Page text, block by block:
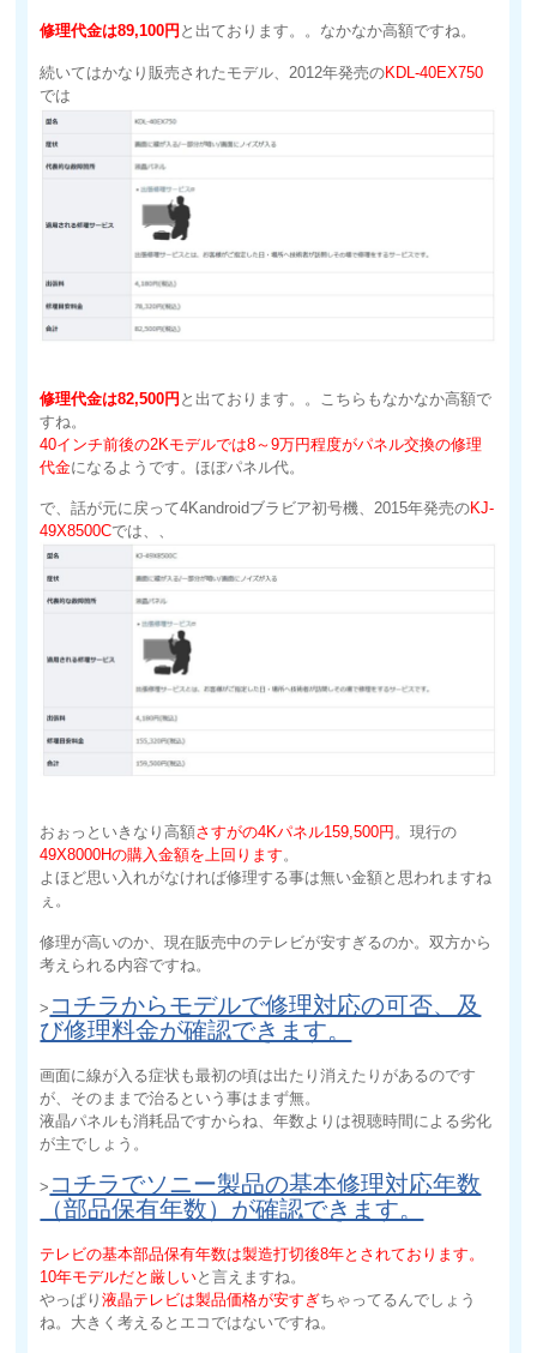
修理代金は89,100円 と出ております。。なかなか高額ですね。
続いてはかなり販売されたモデル、2012年発売のKDL-40EX750
では
修理代金は82,500円 と出ております。。こちらもなかなか高額で
すね。
40インチ前後の2Kモデルでは8～9万円程度がパネル交換の修理
代金になるようです。ほぼパネル代。
で、話が元に戻って4Kandroidブラビア初号機、2015年発売のKJ-
49X8500Cでは、、
おぉっといきなり高額さすがの4Kパネル159,500円 。現行の
49X8000Hの購入金額を上回ります。
よほど思い入れがなければ修理する事は無い金額と思われますね
ぇ。
修理が高いのか、現在販売中のテレビが安すぎるのか。双方から
考えられる内容ですね。
> コチラからモデルで修理対応の可否、及
び修理料金が確認できます。
画面に線が入る症状も最初の頃は出たり消えたりがあるのです
が、そのままで治るという事はまず無。
液晶パネルも消耗品ですからね、年数よりは視聴時間による劣化
が主でしょう。
> コチラでソニー製品の基本修理対応年数
（部品保有年数）が確認できます。
テレビの基本部品保有年数は製造打切後8年とされております。
10年モデルだと厳しいと言えますね。
やっぱり液晶テレビは製品価格が安すぎちゃってるんでしょう
ね。大きく考えるとエコではないですね。